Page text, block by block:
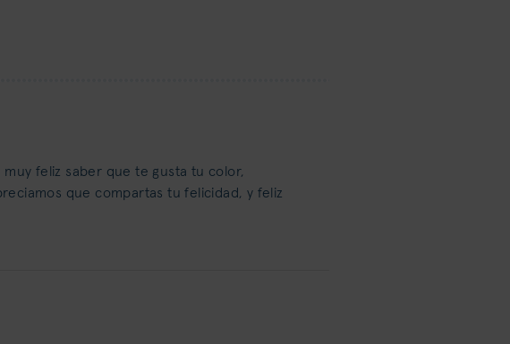
feliz saber que te gusta tu color,
que compartas tu felicidad, y feliz